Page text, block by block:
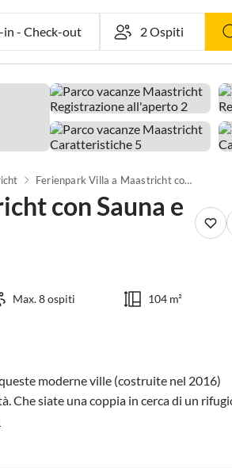
- Check-out
Ferienpark Villa a Maastricht con Sauna e Idromassaggio
con Sauna e
Max. 8 ospiti 104 m²
moderne ville (costruite nel 2016)
Che siate una coppia in cerca di un